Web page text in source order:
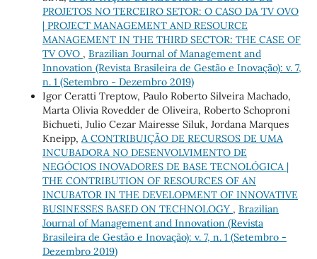
PROJETOS NO TERCEIRO SETOR: O CASO DA TV OVO
| PROJECT MANAGEMENT AND RESOURCE
MANAGEMENT IN THE THIRD SECTOR: THE CASE OF
TV OVO , Brazilian Journal of Management and
Innovation (Revista Brasileira de Gestão e Inovação): v. 7,
n. 1 (Setembro - Dezembro 2019)
Igor Ceratti Treptow, Paulo Roberto Silveira Machado,
Marta Olivia Rovedder de Oliveira, Roberto Schoproni
Bichueti, Julio Cezar Mairesse Siluk, Jordana Marques
Kneipp, A CONTRIBUIÇÃO DE RECURSOS DE UMA
INCUBADORA NO DESENVOLVIMENTO DE
NEGÓCIOS INOVADORES DE BASE TECNOLÓGICA |
THE CONTRIBUTION OF RESOURCES OF AN
INCUBATOR IN THE DEVELOPMENT OF INNOVATIVE
BUSINESSES BASED ON TECHNOLOGY , Brazilian
Journal of Management and Innovation (Revista
Brasileira de Gestão e Inovação): v. 7, n. 1 (Setembro -
Dezembro 2019)